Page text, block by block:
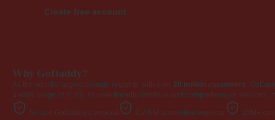
Create free account
Why GoDaddy?
As the world's largest domain registrar with over 20 million customers,
a wide range of TLDs. Its user-friendly interface and comprehensive
Secure GoDaddy checkout ICANN-accredited registrar 20M+